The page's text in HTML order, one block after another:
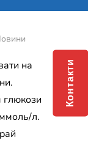
на
глюкози
л.
Контакти